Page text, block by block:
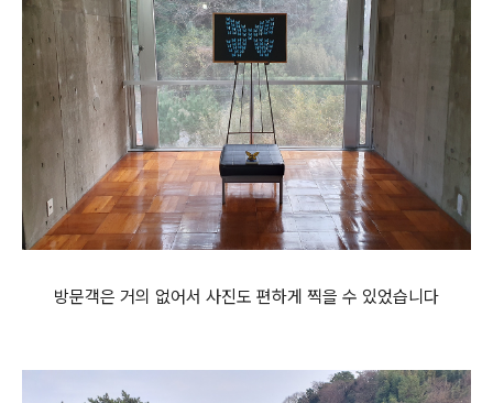
방문객은 거의 없어서 사진도 편하게 찍을 수 있었습니다